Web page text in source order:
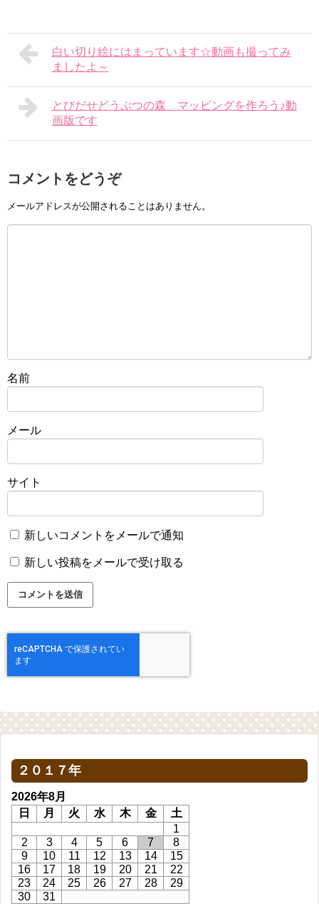
白い切り絵にはまっています☆動画も撮ってみ
ましたよ～
とびだせどうぶつの森 マッピングを作ろう♪動
画版です
コメントをどうぞ
メールアドレスが公開されることはありません。
名前
メール
サイト
新しいコメントをメールで通知
新しい投稿をメールで受け取る
２０１７年
2026年8月
日
月 火 水 木 金
土
1
2
3 4 5 6 7
8
9
10 11 12 13 14
15
16
17 18 19 20 21
22
23
24 25 26 27 28
29
30
31